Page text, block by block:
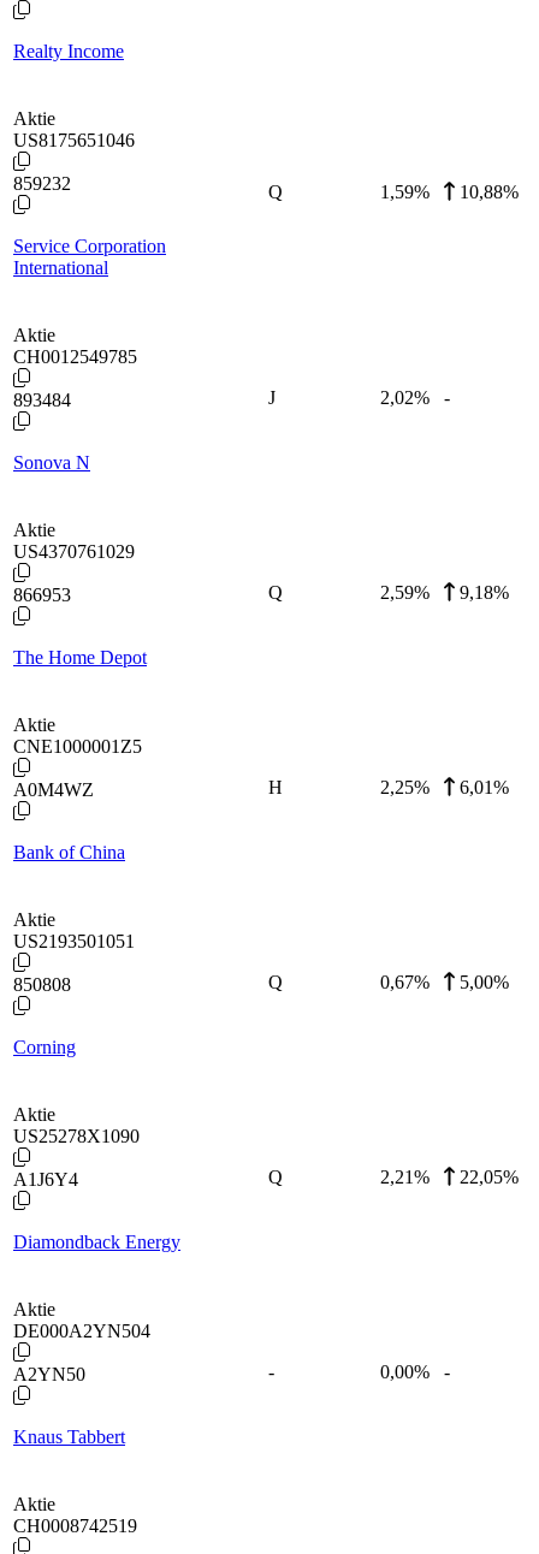
Realty Income
Aktie
US8175651046
859232
Service Corporation
International
Q 1,59% 10,88%
Aktie
CH0012549785
893484
Sonova N
J 2,02% -
Aktie
US4370761029
866953
The Home Depot
Q 2,59% 9,18%
Aktie
CNE1000001Z5
A0M4WZ
Bank of China
H 2,25% 6,01%
Aktie
US2193501051
850808
Corning
Q 0,67% 5,00%
Aktie
US25278X1090
A1J6Y4
Diamondback Energy
Q 2,21% 22,05%
Aktie
DE000A2YN504
A2YN50
Knaus Tabbert
- 0,00% -
Aktie
CH0008742519